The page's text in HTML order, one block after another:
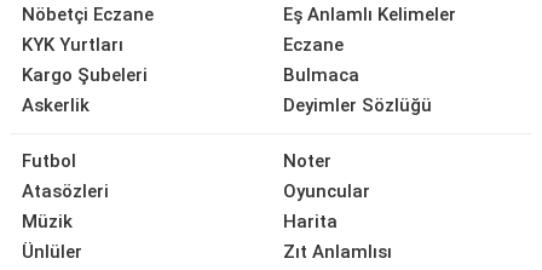
Nöbetçi Eczane
KYK Yurtları
Kargo Şubeleri
Askerlik
Eş Anlamlı Kelimeler
Eczane
Bulmaca
Deyimler Sözlüğü
Futbol
Atasözleri
Müzik
Ünlüler
Noter
Oyuncular
Harita
Zıt Anlamlısı